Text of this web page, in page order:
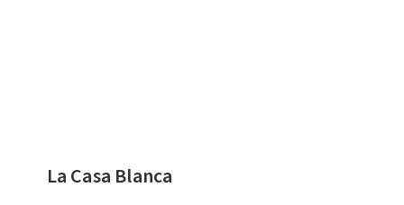
La Casa Blanca